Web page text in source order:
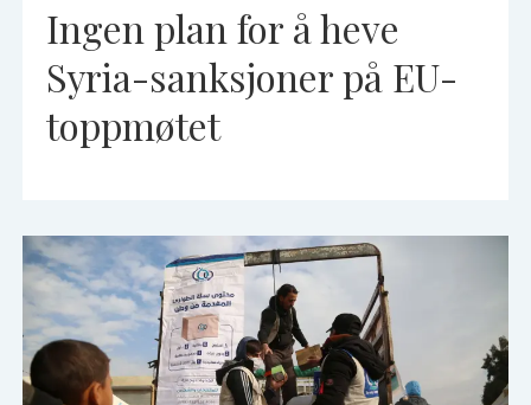
Ingen plan for å heve
Syria-sanksjoner på EU-
toppmøtet